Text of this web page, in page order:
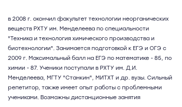
в 2008 г. окончил факультет технологии неорганических
веществ РХТУ им. Менделеева по специальности
"Техника и технология химического производства и
биотехнологии". Занимается подготовкой к ЕГЭ и ОГЭ с
2009 г. Максимальный балл на ЕГЭ по математике - 85, по
химии - 87. Ученики поступали в РХТУ им. Д.И.
Менделеева, МГТУ "Станкин", МИТХТ и др. вузы. Сильный
репетитор, также имеет опыт работы с проблемными
учениками. Возможны дистанционные занятия